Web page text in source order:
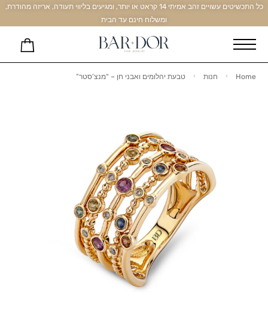
כל התכשיטים עשויים זהב אמיתי 14 קראט או יותר, ומגיעים בליווי תעודה, אריזה מהודרת,
ומשלוח חינם עד הבית
Home חנות טבעת יהלומים ואבני חן – “מנצ’סטר”